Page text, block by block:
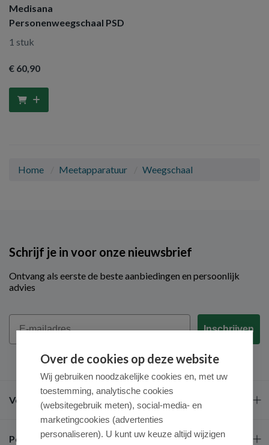
Medisana
Personenweegschaal PSD
1 stuk
€ 60,90
Home Meetapparatuur Weegschaal
Schrijf je in voor onze nieuwsbrief
Ontvang als eerste de beste aanbiedingen en persoonlijk
advies
Email
Inschrijven
Veel gestelde vragen
Populaire merken
Over de cookies op deze website
Wij gebruiken noodzakelijke cookies en, met uw
toestemming, analytische cookies
(websitegebruik meten), social-media- en
marketingcookies (advertenties
personaliseren). U kunt uw keuze altijd wijzigen